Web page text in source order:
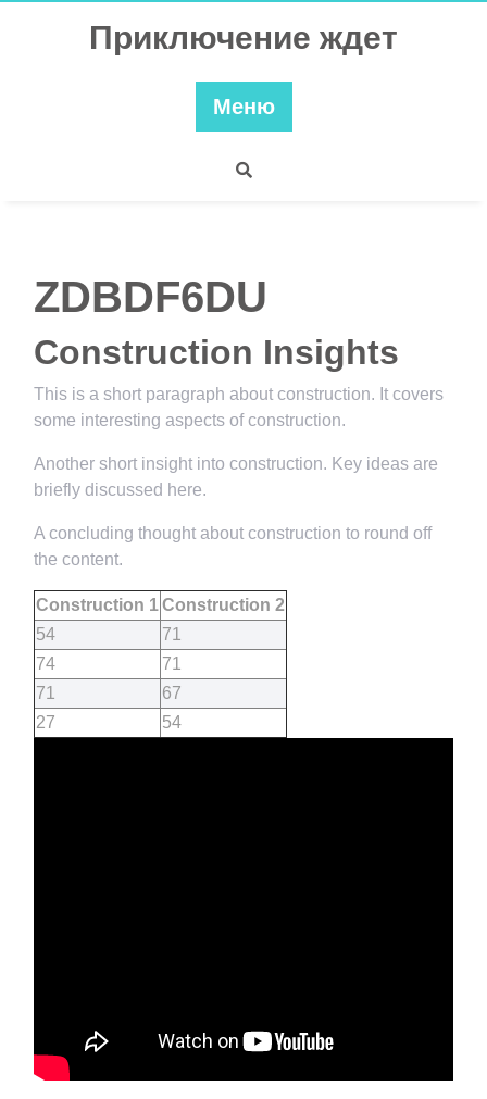
Приключение ждет
Меню
ZDBDF6DU
Construction Insights
This is a short paragraph about construction. It covers
some interesting aspects of construction.
Another short insight into construction. Key ideas are
briefly discussed here.
A concluding thought about construction to round off
the content.
Construction 1Construction 2
54
71
74
71
71
67
27
54